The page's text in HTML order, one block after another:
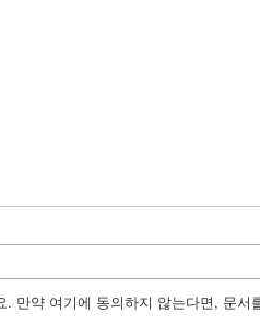
만약 여기에 동의하지 않는다면, 문서